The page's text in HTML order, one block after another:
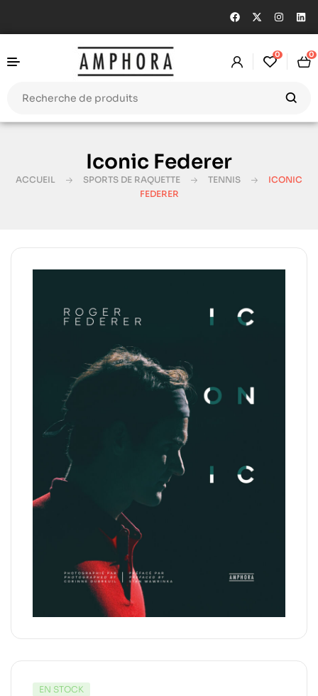
0 0
Iconic Federer
ACCUEIL SPORTS DE RAQUETTE TENNIS
ICONIC
FEDERER
EN STOCK